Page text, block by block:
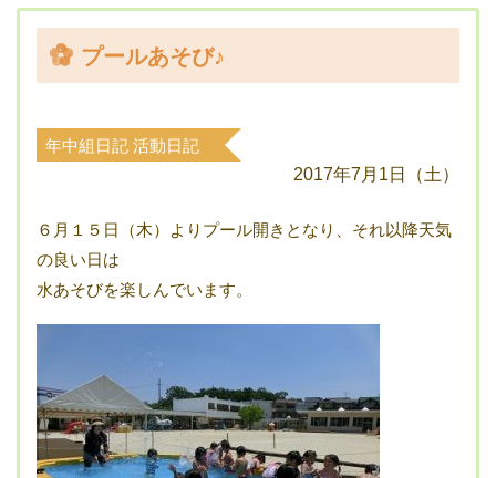
プールあそび♪
年中組日記 活動日記
2017年7月1日（土）
６月１５日（木）よりプール開きとなり、それ以降天気
の良い日は
水あそびを楽しんでいます。